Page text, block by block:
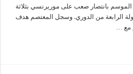
الموسم بانتصار صعب على موريرنسي بثلاثة
الرابعة من الدوري. وسجل المعتصم هدف
مع …